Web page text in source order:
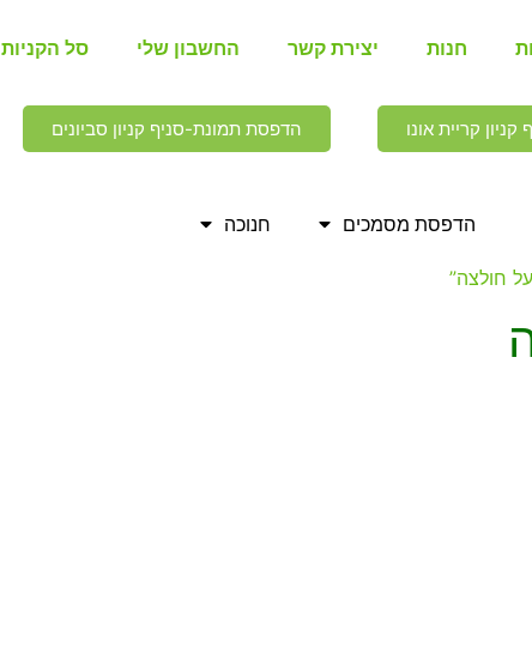
חנות יצירת קשר החשבון שלי סל הקניות
קריית אונו הדפסת תמונת-סניף קניון סביונים
הדפסת מסמכים חנוכה
חולצה”